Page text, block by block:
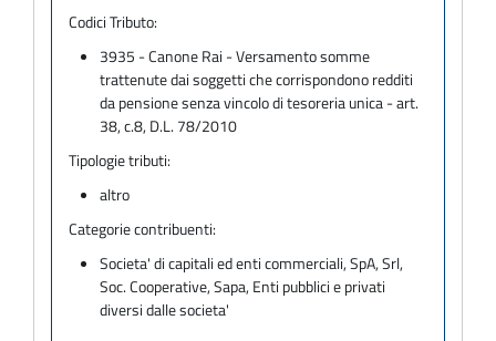
Codici Tributo:
3935 - Canone Rai - Versamento somme
trattenute dai soggetti che corrispondono redditi
da pensione senza vincolo di tesoreria unica - art.
38, c.8, D.L. 78/2010
Tipologie tributi:
altro
Categorie contribuenti:
Societa' di capitali ed enti commerciali, SpA, Srl,
Soc. Cooperative, Sapa, Enti pubblici e privati
diversi dalle societa'